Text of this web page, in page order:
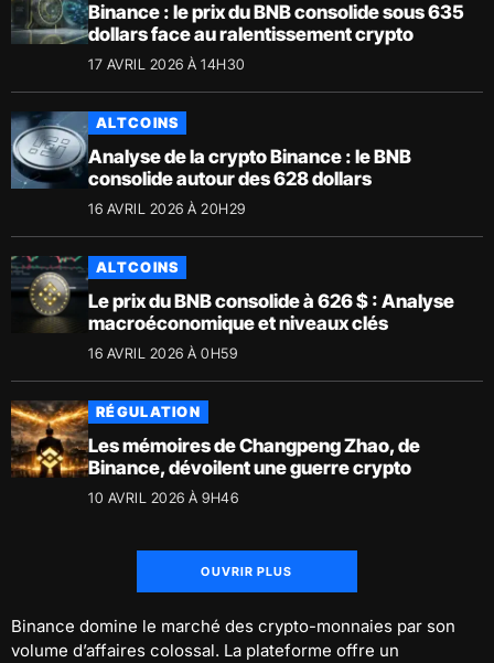
Binance : le prix du BNB consolide sous 635
dollars face au ralentissement crypto
17 AVRIL 2026 À 14H30
ALTCOINS
Analyse de la crypto Binance : le BNB
consolide autour des 628 dollars
16 AVRIL 2026 À 20H29
ALTCOINS
Le prix du BNB consolide à 626 $ : Analyse
macroéconomique et niveaux clés
16 AVRIL 2026 À 0H59
RÉGULATION
Les mémoires de Changpeng Zhao, de
Binance, dévoilent une guerre crypto
10 AVRIL 2026 À 9H46
OUVRIR PLUS
Binance domine le marché des crypto-monnaies par son
volume d’affaires colossal. La plateforme offre un